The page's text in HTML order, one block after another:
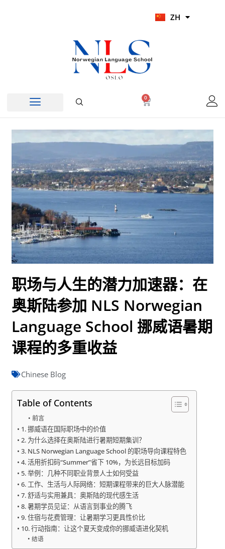
ZH
HI
0
Cart
职场与人生的潜力加速器：在
奥斯陆参加 NLS Norwegian
Language School 挪威语暑期
课程的多重收益
Chinese Blog
Table of Contents
前言
1. 挪威语在国际职场中的价值
2. 为什么选择在奥斯陆进行暑期短期集训？
3. NLS Norwegian Language School 的职场导向课程特色
4. 活用折扣码“Summer”省下 10%，为长远目标加码
5. 举例：几种不同职业背景人士如何受益
6. 工作、生活与人际网络：短期课程带来的巨大人脉潜能
7. 舒适与实用兼具：奥斯陆的现代感生活
8. 暑期学员见证：从语言到事业的腾飞
9. 住宿与花费管理：让暑期学习更具性价比
10. 行动指南：让这个夏天变成你的挪威语进化契机
结语